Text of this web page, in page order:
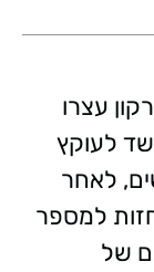
עצרו
בחשד לעוקץ
לאחר
למספר
של